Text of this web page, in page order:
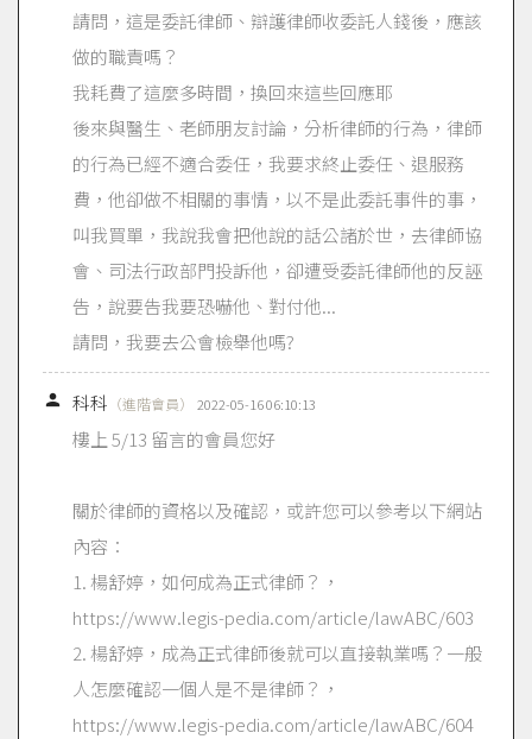
請問，這是委託律師、辯護律師收委託人錢後，應該
做的職責嗎？
我耗費了這麼多時間，換回來這些回應耶
後來與醫生、老師朋友討論，分析律師的行為，律師
的行為已經不適合委任，我要求終止委任、退服務
費，他卻做不相關的事情，以不是此委託事件的事，
叫我買單，我說我會把他說的話公諸於世，去律師協
會、司法行政部門投訴他，卻遭受委託律師他的反誣
告，說要告我要恐嚇他、對付他...
請問，我要去公會檢舉他嗎?
 科科 （進階會員） 2022-05-16 06:10:13
樓上 5/13 留言的會員您好
關於律師的資格以及確認，或許您可以參考以下網站
內容：
1. 楊舒婷，如何成為正式律師？，
https://www.legis-pedia.com/article/lawABC/603
2. 楊舒婷，成為正式律師後就可以直接執業嗎？一般
人怎麼確認一個人是不是律師？，
https://www.legis-pedia.com/article/lawABC/604